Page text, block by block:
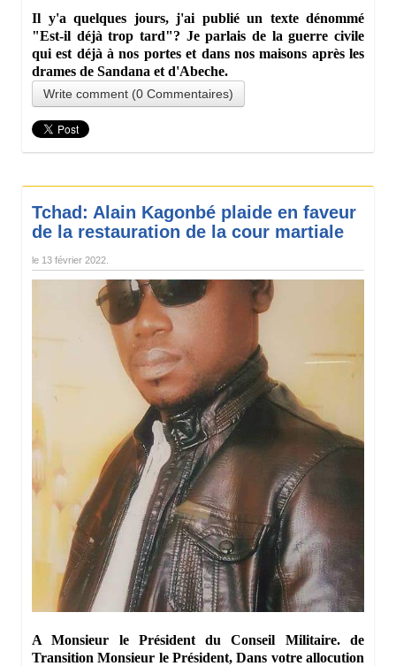
Il y'a quelques jours, j'ai publié un texte dénommé
"Est-il déjà trop tard"? Je parlais de la guerre civile
qui est déjà à nos portes et dans nos maisons après les
drames de Sandana et d'Abeche.
Write comment (0 Commentaires)
Tchad: Alain Kagonbé plaide en faveur
de la restauration de la cour martiale
le 13 février 2022
A Monsieur le Président du Conseil Militaire. de
Transition Monsieur le Président, Dans votre allocution